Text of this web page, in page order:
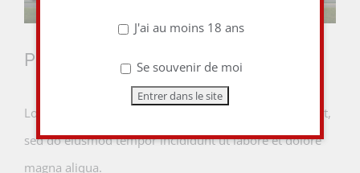
Project Description
Lorem ipsum dolor sit amet, consectetur adipiscing elit,
sed do eiusmod tempor incididunt ut labore et dolore
magna aliqua.
J'ai au moins 18 ans
Se souvenir de moi